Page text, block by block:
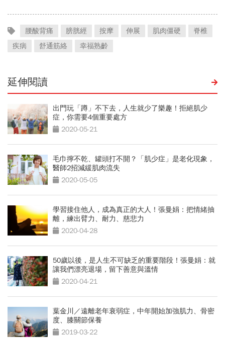
腰酸背痛 膀胱經 按摩 伸展 肌肉僵硬
脊椎
疾病
舒通筋絡 幸福熟齡
延伸閱讀
出門玩「蹲」不下去，人生就少了樂趣！拒絕肌少
症，你需要4個重要處方
2020-05-21
毛巾擰不乾、罐頭打不開？「肌少症」是老化現象，
醫師2招減緩肌肉流失
2020-05-05
學習接住他人，成為真正的大人！張曼娟：把情緒抽
離，練出臂力、耐力、慈悲力
2020-04-28
50歲以後，是人生不可缺乏的重要階段！張曼娟：就
讓我們漂亮退場，留下善意與溫情
2020-04-21
葉金川／遠離老年衰弱症，中年開始加強肌力、骨密
度、膝關節保養
2019-03-22